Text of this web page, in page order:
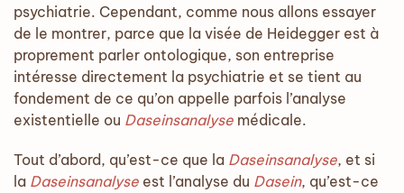
psychiatrie. Cependant, comme nous allons essayer
de le montrer, parce que la visée de Heidegger est à
proprement parler ontologique, son entreprise
intéresse directement la psychiatrie et se tient au
fondement de ce qu’on appelle parfois l’analyse
existentielle ou Daseinsanalyse médicale.
Tout d’abord, qu’est-ce que la Daseinsanalyse, et si
la Daseinsanalyse est l’analyse du Dasein, qu’est-ce